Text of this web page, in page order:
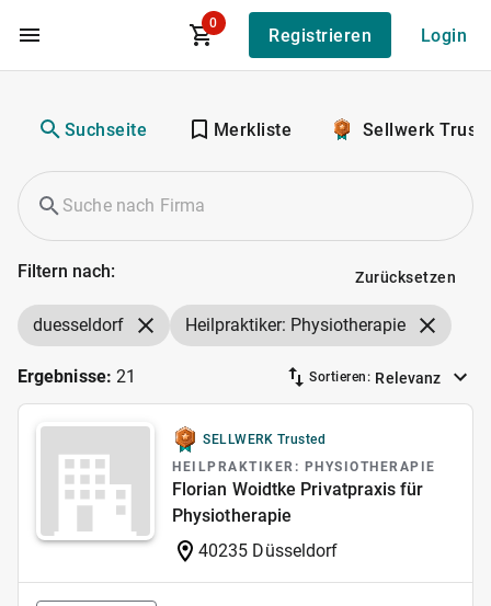
Zum Hauptinhalt
0
Registrieren Login
Suchseite Merkliste Sellwerk
Filtern nach: Zurücksetzen
duesseldorf Heilpraktiker: Physiotherapie
Ergebnisse: 21 Sortieren: Relevanz
SELLWERK Trusted
HEILPRAKTIKER: PHYSIOTHERAPIE
Florian Woidtke Privatpraxis für
Physiotherapie
40235 Düsseldorf